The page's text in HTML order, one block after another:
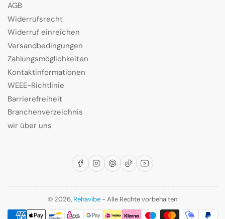
AGB
Widerrufsrecht
Widerruf einreichen
Versandbedingungen
Zahlungsmöglichkeiten
Kontaktinformationen
WEEE-Richtlinie
Barrierefreiheit
Branchenverzeichnis
wir über uns
FacebookInstagram
Pinterest
TikTokYouTube
© 2026, Rehavibe - Alle Rechte vorbehalten
Zahlungsmethoden